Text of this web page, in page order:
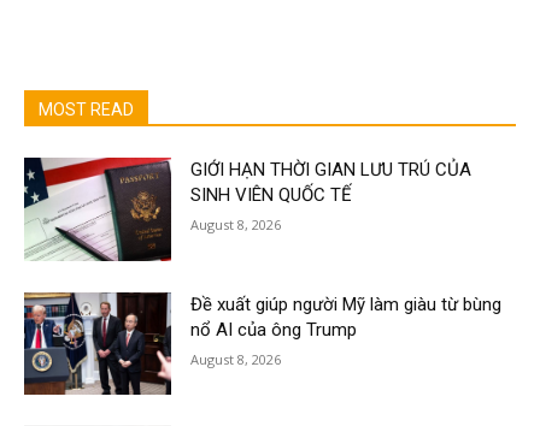
MOST READ
GIỚI HẠN THỜI GIAN LƯU TRÚ CỦA
SINH VIÊN QUỐC TẾ
August 8, 2026
Đề xuất giúp người Mỹ làm giàu từ bùng
nổ AI của ông Trump
August 8, 2026